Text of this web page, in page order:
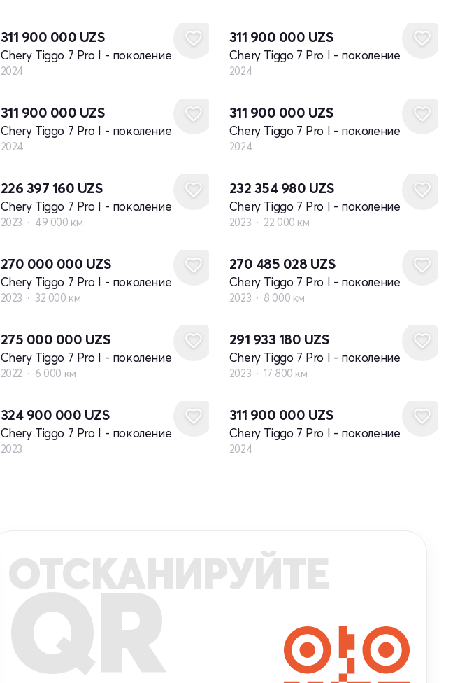
311 900 000 UZS
Chery Tiggo 7 Pro I - поколение
2024
311 900 000 UZS
Chery Tiggo 7 Pro I - поколение
2024
311 900 000 UZS
Chery Tiggo 7 Pro I - поколение
2024
311 900 000 UZS
Chery Tiggo 7 Pro I - поколение
2024
226 397 160 UZS
Chery Tiggo 7 Pro I - поколение
2023 49 000 км
232 354 980 UZS
Chery Tiggo 7 Pro I - поколение
2023 22 000 км
270 000 000 UZS
Chery Tiggo 7 Pro I - поколение
2023 32 000 км
270 485 028 UZS
Chery Tiggo 7 Pro I - поколение
2023 8 000 км
275 000 000 UZS
Chery Tiggo 7 Pro I - поколение
2022 6 000 км
291 933 180 UZS
Chery Tiggo 7 Pro I - поколение
2023 17 800 км
324 900 000 UZS
Chery Tiggo 7 Pro I - поколение
2023
311 900 000 UZS
Chery Tiggo 7 Pro I - поколение
2024
ОТСКАНИРУЙТЕ
QR